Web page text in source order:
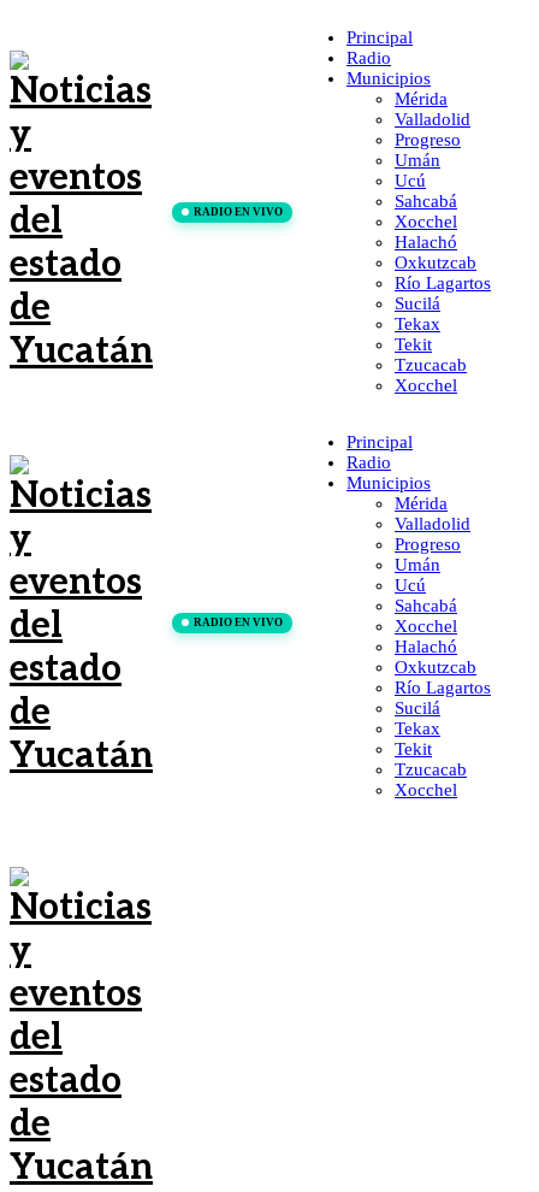
RADIO EN VIVO
Principal
Radio
Municipios
Mérida
Valladolid
Progreso
Umán
Ucú
Sahcabá
Xocchel
Halachó
Oxkutzcab
Río Lagartos
Sucilá
Tekax
Tekit
Tzucacab
Xocchel
RADIO EN VIVO
Principal
Radio
Municipios
Mérida
Valladolid
Progreso
Umán
Ucú
Sahcabá
Xocchel
Halachó
Oxkutzcab
Río Lagartos
Sucilá
Tekax
Tekit
Tzucacab
Xocchel